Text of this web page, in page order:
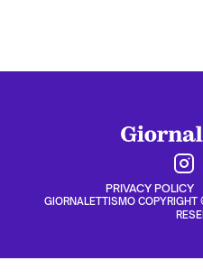
PRIVACY POLICY
GIORNALETTISMO